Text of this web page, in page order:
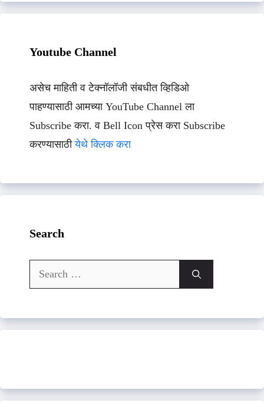
Youtube Channel
असेच माहिती व टेक्नॉलॉजी संबधीत व्हिडिओ
पाहण्यासाठी आमच्या YouTube Channel ला
Subscribe करा. व Bell Icon प्रेस करा Subscribe
करण्यासाठीयेथे क्लिक करा
Search
Search
for: